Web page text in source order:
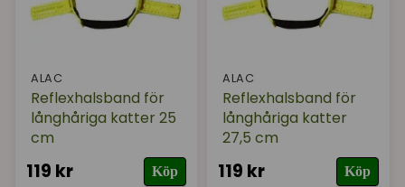
ALAC
Reflexhalsband för
långhåriga katter 25
cm
119 kr Köp
ALAC
Reflexhalsband för
långhåriga katter
27,5 cm
119 kr Köp